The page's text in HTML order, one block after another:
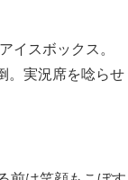
イスボックス。
。実況席を唸らせ